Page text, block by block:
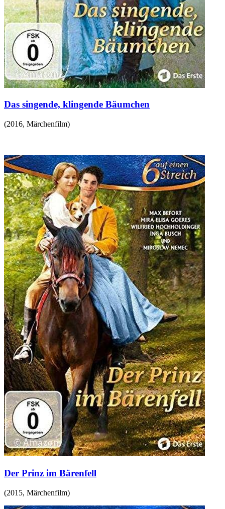
Das singende, klingende Bäumchen
(2016, Märchenfilm)
Der Prinz im Bärenfell
(2015, Märchenfilm)